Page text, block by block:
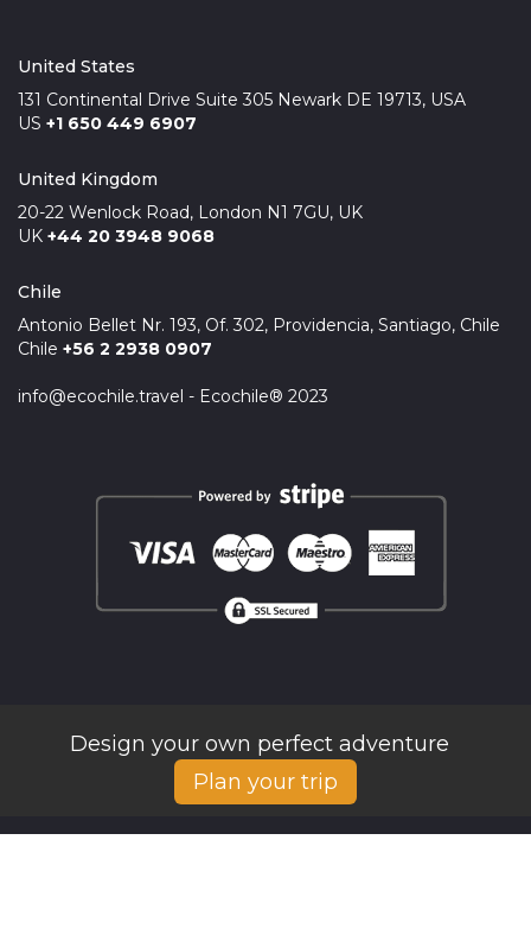
United States
131 Continental Drive Suite 305 Newark DE 19713, USA
US +1 650 449 6907
United Kingdom
20-22 Wenlock Road, London N1 7GU, UK
UK +44 20 3948 9068
Chile
Antonio Bellet Nr. 193, Of. 302, Providencia, Santiago, Chile
Chile +56 2 2938 0907
info@ecochile.travel - Ecochile® 2023
Design your own perfect adventure
Plan your trip